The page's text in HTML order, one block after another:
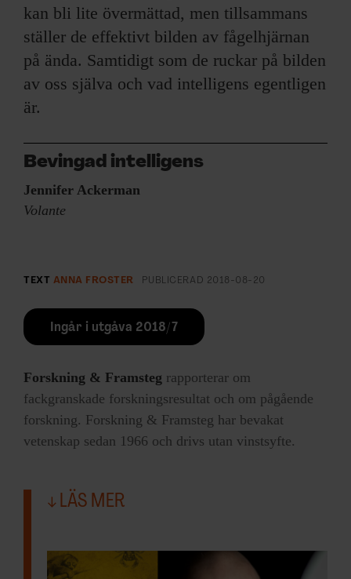
kan bli lite övermättad, men tillsammans
ställer de effektivt bilden av fågelhjärnan
på ända. Samtidigt som de ruckar på bilden
av oss själva och vad intelligens egentligen
är.
Bevingad intelligens
Jennifer Ackerman
Volante
TEXT ANNA FROSTER PUBLICERAD 2018-08-20
Ingår i utgåva 2018/7
Forskning & Framsteg rapporterar om
fackgranskade forskningsresultat och om pågående
forskning. Forskning & Framsteg har bevakat
vetenskap sedan 1966 och drivs utan vinstsyfte.
LÄS MER